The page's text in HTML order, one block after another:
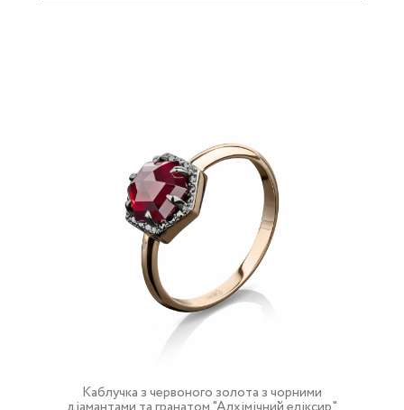
Каблучка з червоного золота з чорними